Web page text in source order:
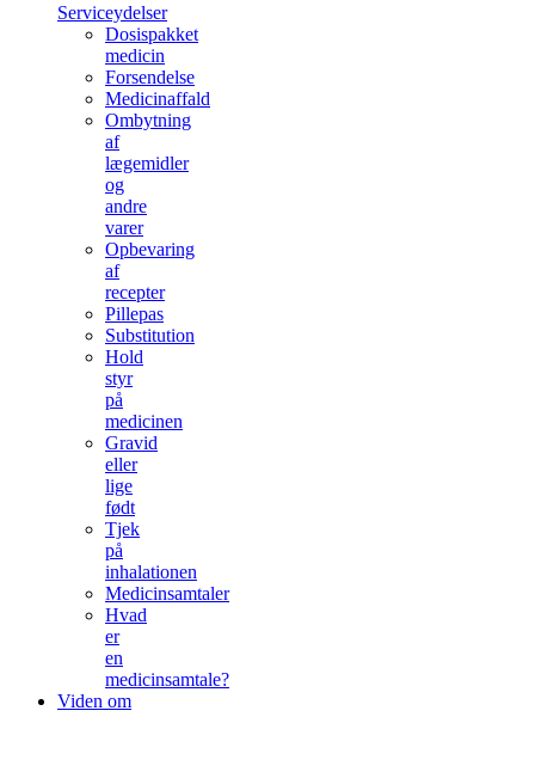
Serviceydelser
Dosispakket
medicin
Forsendelse
Medicinaffald
Ombytning
af
lægemidler
og
andre
varer
Opbevaring
af
recepter
Pillepas
Substitution
Hold
styr
på
medicinen
Gravid
eller
lige
født
Tjek
på
inhalationen
Medicinsamtaler
Hvad
er
en
medicinsamtale?
Viden om